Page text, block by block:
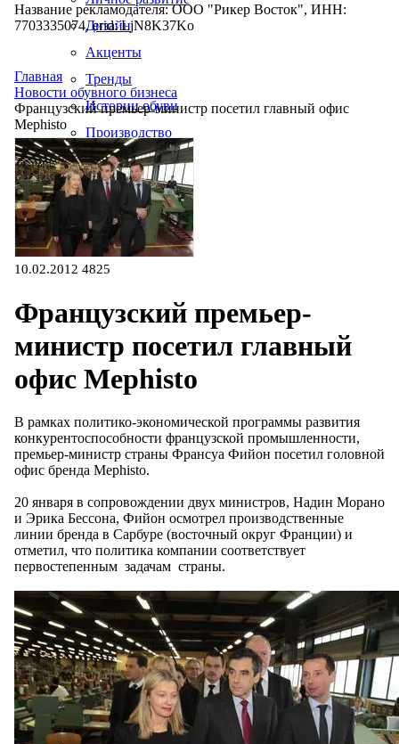
Дизайн
Акценты
Тренды
Истории обуви
Производство
Название рекламодателя: ООО "Рикер Восток", ИНН:
7703335074, erid: LjN8K37Ko
Главная
Новости обувного бизнеса
Французский премьер-министр посетил главный офис
Mephisto
10.02.2012 4825
Французский премьер-
министр посетил главный
офис Mephisto
В рамках политико-экономической программы развития
конкурентоспособности французской промышленности,
премьер-министр страны Франсуа Фийон посетил головной
офис бренда Mephisto.
20 января в сопровождении двух министров, Надин Морано
и Эрика Бессона, Фийон осмотрел производственные
линии бренда в Сарбуре (восточный округ Франции) и
отметил, что политика компании соответствует
первостепенным задачам страны.